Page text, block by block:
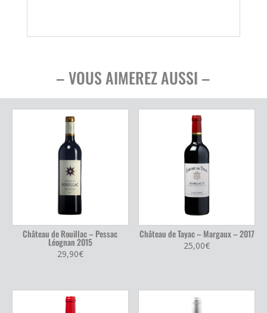
– VOUS AIMEREZ AUSSI –
Château de Rouillac – Pessac
Léognan 2015
29,90€
Château de Tayac – Margaux – 2017
25,00€